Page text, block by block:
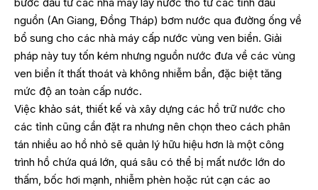
bước đầu tư các nhà máy lấy nước thô từ các tỉnh đầu
nguồn (An Giang, Đồng Tháp) bơm nước qua đường ống về
bổ sung cho các nhà máy cấp nước vùng ven biển. Giải
pháp này tuy tốn kém nhưng nguồn nước đưa về các vùng
ven biển ít thất thoát và không nhiễm bẩn, đặc biệt tăng
mức độ an toàn cấp nước.
Việc khảo sát, thiết kế và xây dựng các hồ trữ nước cho
các tỉnh cũng cần đặt ra nhưng nên chọn theo cách phân
tán nhiều ao hồ nhỏ sẽ quản lý hữu hiệu hơn là một công
trình hồ chứa quá lớn, quá sâu có thể bị mất nước lớn do
thấm, bốc hơi mạnh, nhiễm phèn hoặc rút cạn các ao